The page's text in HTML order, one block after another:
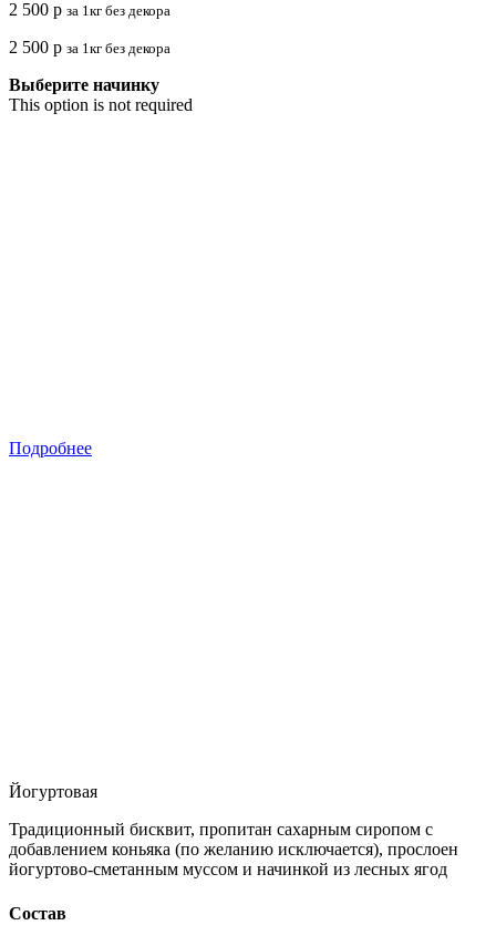
2 500 р за 1кг без декора
2 500 р за 1кг без декора
Выберите начинку
This option is not required
Подробнее
Йогуртовая
Традиционный бисквит, пропитан сахарным сиропом с
добавлением коньяка (по желанию исключается), прослоен
йогуртово-сметанным муссом и начинкой из лесных ягод
Состав